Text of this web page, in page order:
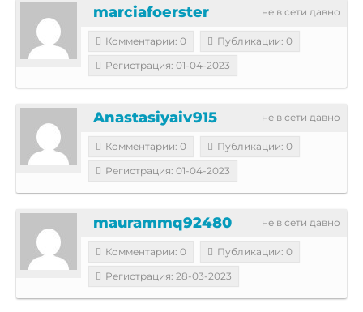
не в сети давно
marciafoerster
Комментарии: 0
Публикации: 0
Регистрация: 01-04-2023
не в сети давно
Anastasiyaiv915
Комментарии: 0
Публикации: 0
Регистрация: 01-04-2023
не в сети давно
maurammq92480
Комментарии: 0
Публикации: 0
Регистрация: 28-03-2023